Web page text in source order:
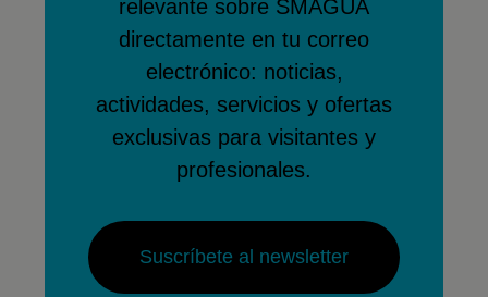
relevante sobre SMAGUA
directamente en tu correo
electrónico: noticias,
actividades, servicios y ofertas
exclusivas para visitantes y
profesionales.
Suscríbete al newsletter